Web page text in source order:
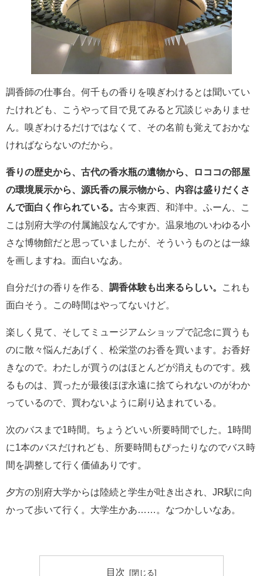
調香師の仕事台。何千もの香りを嗅ぎわけるとは聞いてい
たけれども、こうやって目で見てみると冗談じゃありませ
ん。嗅ぎわけるだけではなくて、その名前も覚えておかな
ければならないのだから。
香りの歴史から、古代の香水瓶の遺物から、ロココの部屋
の環境展示から、源氏香の展示物から、内容は盛りだくさ
んで面白く作られている。 古今東西、和洋中。ふーん、こ
こは別府大学の付属施設なんですか。温泉地のいわゆる小
さな博物館だと思っていましたが、そういうものとは一線
を画しますね。面白いなあ。
自分だけの香りを作る、 調香体験も出来るらしい。
これも
面白そう。この時間はやってないけど。
楽しく見て、そしてミュージアムショップで記念に買うも
のに散々悩んだあげく、松栄堂のお香を買います。お香好
きなので。わたしが買うのはほとんどが消えものです。残
るものは、買ったが最後ほぼ永遠に捨てられないのがわか
っているので、買わないように刷り込まれている。
次のバスまで1時間。ちょうどいい所要時間でした。1時間
に1本のバスだけれども、所要時間もぴったりなのでバス時
間を調整して行く価値ありです。
夕方の別府大学からは陸続と学生が吐き出され、JR駅に向
かって歩いて行く。大学生かあ……。なつかしいなあ。
目次